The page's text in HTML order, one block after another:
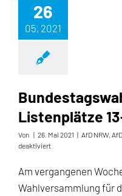
26
05, 2021
Listenplätze
Von | 26. Mai 2021 | AfD NRW,
deaktiviertfür
Unsere
Listenplätze
Am vergangenen
Wahlversammlung für